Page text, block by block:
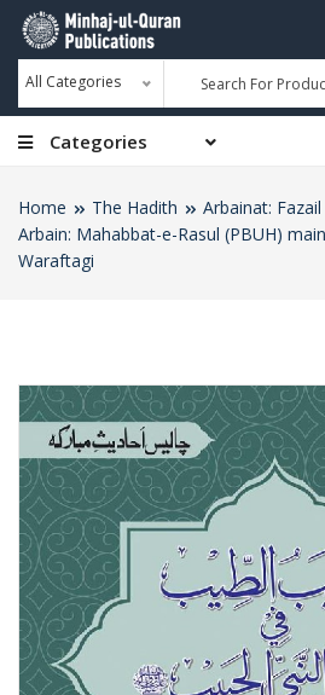
All Categories
Categories
Home The Hadith
Arbainat:
Arbain: Mahabbat-e-Rasul (PBUH)
Waraftagi